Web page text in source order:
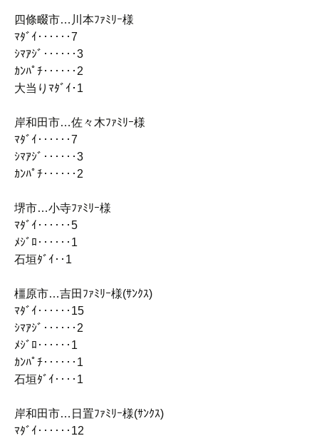
四條畷市…川本ﾌｧﾐﾘｰ様
ﾏﾀﾞｲ‥‥‥7
ｼﾏｱｼﾞ‥‥‥3
ｶﾝﾊﾟﾁ‥‥‥2
大当りﾏﾀﾞｲ･1
岸和田市…佐々木ﾌｧﾐﾘｰ様
ﾏﾀﾞｲ‥‥‥7
ｼﾏｱｼﾞ‥‥‥3
ｶﾝﾊﾟﾁ‥‥‥2
堺市…小寺ﾌｧﾐﾘｰ様
ﾏﾀﾞｲ‥‥‥5
ﾒｼﾞﾛ‥‥‥1
石垣ﾀﾞｲ‥1
橿原市…吉田ﾌｧﾐﾘｰ様(ｻﾝｸｽ)
ﾏﾀﾞｲ‥‥‥15
ｼﾏｱｼﾞ‥‥‥2
ﾒｼﾞﾛ‥‥‥1
ｶﾝﾊﾟﾁ‥‥‥1
石垣ﾀﾞｲ‥‥1
岸和田市…日置ﾌｧﾐﾘｰ様(ｻﾝｸｽ)
ﾏﾀﾞｲ‥‥‥12